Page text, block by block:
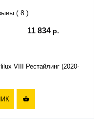
( 8 )
11 834
VIII Рестайлинг (2020-
